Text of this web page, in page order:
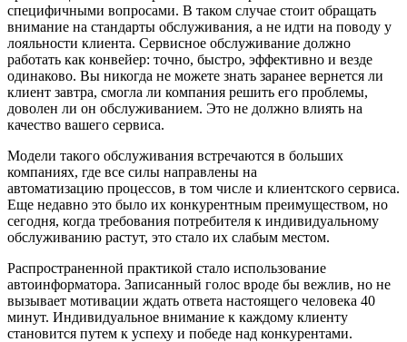
специфичными вопросами. В таком случае стоит обращать
внимание на стандарты обслуживания, а не идти на поводу у
лояльности клиента. Сервисное обслуживание должно
работать как конвейер: точно, быстро, эффективно и везде
одинаково. Вы никогда не можете знать заранее вернется ли
клиент завтра, смогла ли компания решить его проблемы,
доволен ли он обслуживанием. Это не должно влиять на
качество вашего сервиса.
Модели такого обслуживания встречаются в больших
компаниях, где все силы направлены на
автоматизацию процессов, в том числе и клиентского сервиса.
Еще недавно это было их конкурентным преимуществом, но
сегодня, когда требования потребителя к индивидуальному
обслуживанию растут, это стало их слабым местом.
Распространенной практикой стало использование
автоинформатора. Записанный голос вроде бы вежлив, но не
вызывает мотивации ждать ответа настоящего человека 40
минут. Индивидуальное внимание к каждому клиенту
становится путем к успеху и победе над конкурентами.